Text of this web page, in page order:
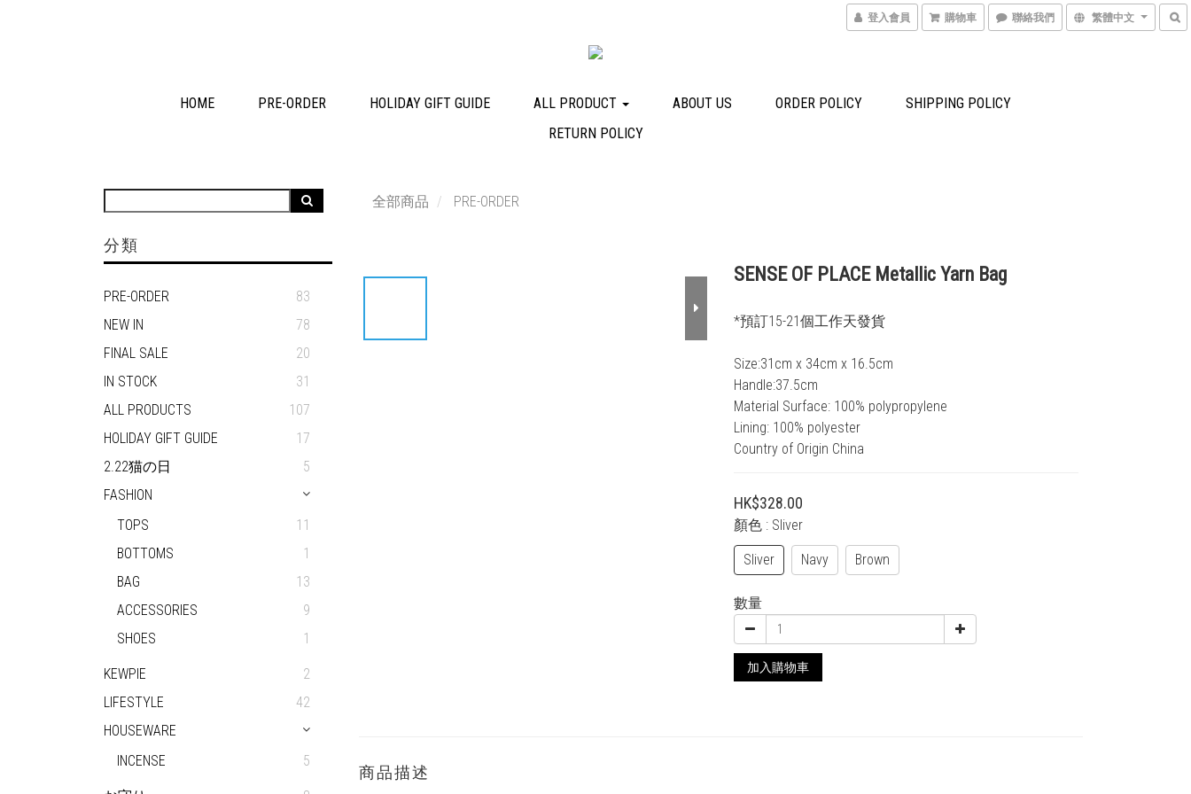
登入會員 購物車 聯絡我們 繁體中文
HOME PRE-ORDER HOLIDAY GIFT GUIDE ALL PRODUCT ABOUT US ORDER POLICY
SHIPPING POLICY
RETURN POLICY
分類
PRE-ORDER
83
NEW IN
78
FINAL SALE
20
IN STOCK
31
ALL PRODUCTS
107
HOLIDAY GIFT GUIDE
17
2.22猫の日
5
FASHION
TOPS
11
BOTTOMS
1
BAG
13
ACCESSORIES
9
SHOES
1
KEWPIE
2
LIFESTYLE
42
HOUSEWARE
INCENSE
5
全部商品 PRE-ORDER
SENSE OF PLACE Metallic Yarn Bag
*預訂15-21個工作天發貨
Size:31cm x 34cm x 16.5cm
Handle:37.5cm
Material Surface: 100% polypropylene
Lining: 100% polyester
Country of Origin China
HK$328.00
顏色 : Sliver
Sliver Navy Brown
數量
加入購物車
商品描述